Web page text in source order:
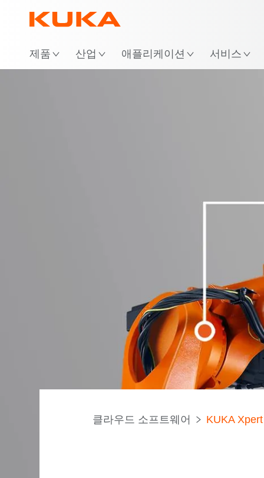
제품 산업 애플리케이션 서비스
로그인 KUKA
클라우드 소프트웨어 KUKA Xpert